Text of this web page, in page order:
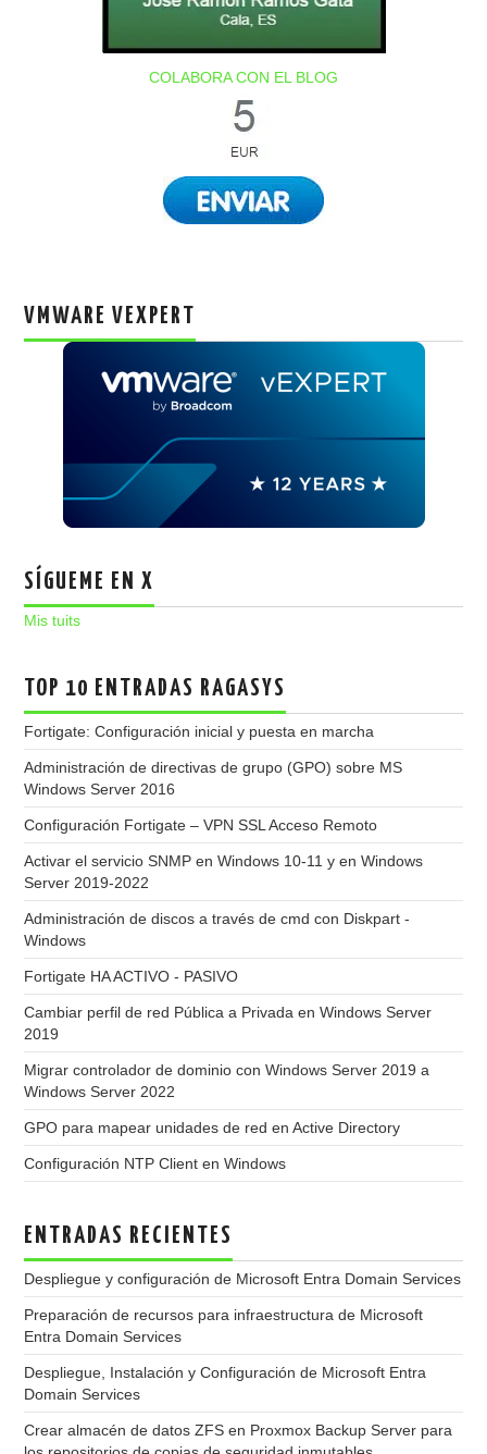
COLABORA CON EL BLOG
VMWARE VEXPERT
SÍGUEME EN X
Mis tuits
TOP 10 ENTRADAS RAGASYS
Fortigate: Configuración inicial y puesta en marcha
Administración de directivas de grupo (GPO) sobre MS
Windows Server 2016
Configuración Fortigate – VPN SSL Acceso Remoto
Activar el servicio SNMP en Windows 10-11 y en Windows
Server 2019-2022
Administración de discos a través de cmd con Diskpart -
Windows
Fortigate HA ACTIVO - PASIVO
Cambiar perfil de red Pública a Privada en Windows Server
2019
Migrar controlador de dominio con Windows Server 2019 a
Windows Server 2022
GPO para mapear unidades de red en Active Directory
Configuración NTP Client en Windows
ENTRADAS RECIENTES
Despliegue y configuración de Microsoft Entra Domain Services
Preparación de recursos para infraestructura de Microsoft
Entra Domain Services
Despliegue, Instalación y Configuración de Microsoft Entra
Domain Services
Crear almacén de datos ZFS en Proxmox Backup Server para